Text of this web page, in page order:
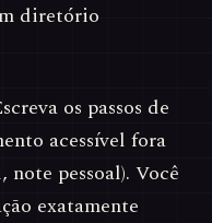
diretório
os passos de
acessível fora
pessoal). Você
exatamente